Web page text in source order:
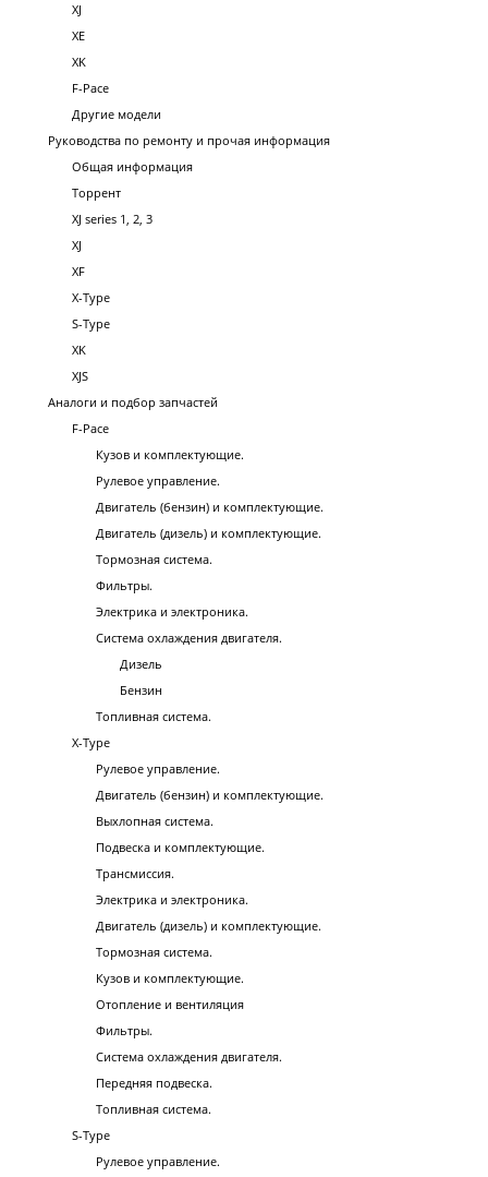
XJ
XE
XK
F-Pace
Другие модели
Руководства по ремонту и прочая информация
Общая информация
Торрент
XJ series 1, 2, 3
XJ
XF
X-Type
S-Type
XK
XJS
Аналоги и подбор запчастей
F-Pace
Кузов и комплектующие.
Рулевое управление.
Двигатель (бензин) и комплектующие.
Двигатель (дизель) и комплектующие.
Тормозная система.
Фильтры.
Электрика и электроника.
Система охлаждения двигателя.
Дизель
Бензин
Топливная система.
X-Type
Рулевое управление.
Двигатель (бензин) и комплектующие.
Выхлопная система.
Подвеска и комплектующие.
Трансмиссия.
Электрика и электроника.
Двигатель (дизель) и комплектующие.
Тормозная система.
Кузов и комплектующие.
Отопление и вентиляция
Фильтры.
Система охлаждения двигателя.
Передняя подвеска.
Топливная система.
S-Type
Рулевое управление.